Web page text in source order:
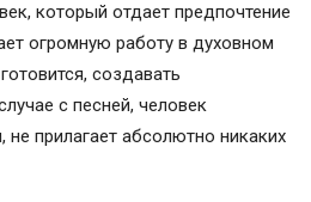
который отдает предпочтение
огромную работу в духовном
создавать
с песней, человек
прилагает абсолютно никаких